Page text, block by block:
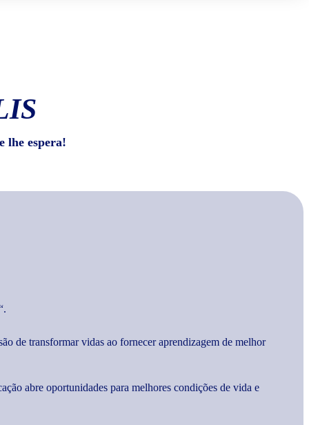
lhe espera!
de transformar vidas ao fornecer aprendizagem de melhor
abre oportunidades para melhores condições de vida e